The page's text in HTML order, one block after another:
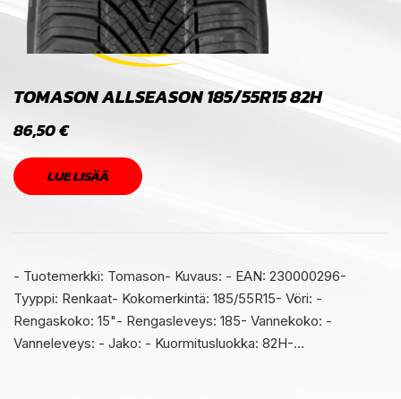
TOMASON ALLSEASON 185/55R15 82H
86,50€
LUE LISÄÄ
- Tuotemerkki: Tomason- Kuvaus: - EAN: 230000296-
Tyyppi: Renkaat- Kokomerkintä: 185/55R15- Vöri: -
Rengaskoko: 15"- Rengasleveys: 185- Vannekoko: -
Vanneleveys: - Jako: - Kuormitusluokka: 82H-…